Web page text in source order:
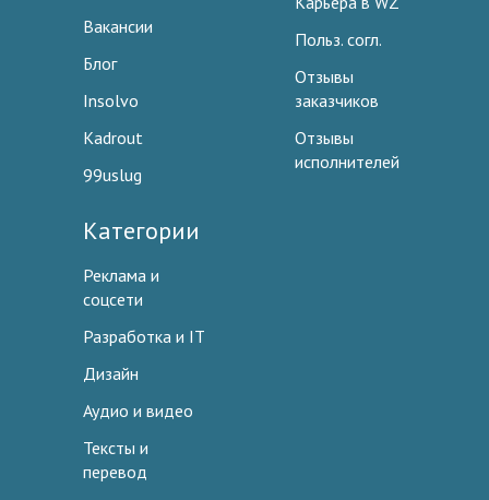
Вакансии
Блог
Insolvo
Kadrout
99uslug
Польз. согл.
Отзывы
заказчиков
Отзывы
исполнителей
Категории
Реклама и
соцсети
Разработка и IT
Дизайн
Аудио и видео
Тексты и
перевод